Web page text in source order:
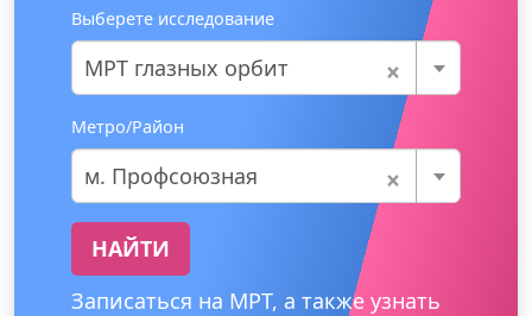
Выберете исследование
×
МРТ глазных орбит
Метро/Район
×
м. Профсоюзная
НАЙТИ
Записаться на МРТ, а также узнать